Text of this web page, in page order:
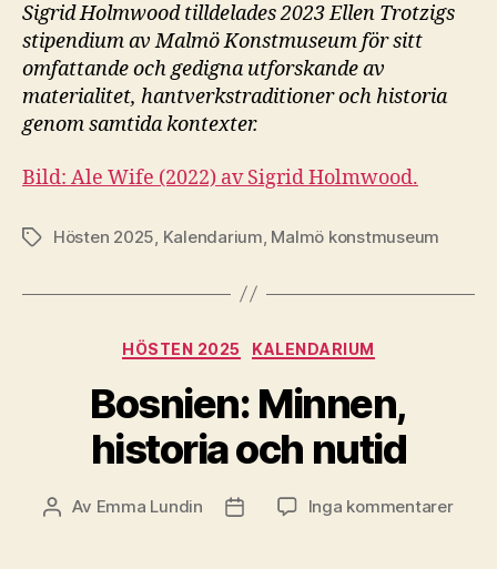
Sigrid Holmwood tilldelades 2023 Ellen Trotzigs
stipendium av Malmö Konstmuseum för sitt
omfattande och gedigna utforskande av
materialitet, hantverkstraditioner och historia
genom samtida kontexter.
Bild: Ale Wife (2022) av Sigrid Holmwood.
EtiketterHösten 2025, Kalendarium, Malmö konstmuseum
Kategorier
HÖSTEN 2025 KALENDARIUM
Bosnien: Minnen,
historia och nutid
Inläggsförfattare
Av Emma Lundin InläggsdatumInga kommentarertill